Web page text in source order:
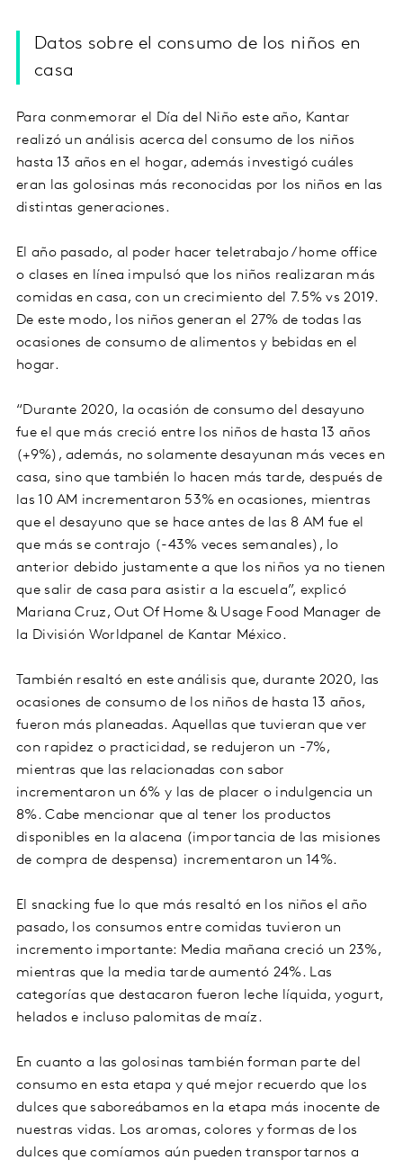
Datos sobre el consumo de los niños en
casa
Para conmemorar el Día del Niño este año, Kantar
realizó un análisis acerca del consumo de los niños
hasta 13 años en el hogar, además investigó cuáles
eran las golosinas más reconocidas por los niños en las
distintas generaciones.
El año pasado, al poder hacer teletrabajo / home office
o clases en línea impulsó que los niños realizaran más
comidas en casa, con un crecimiento del 7.5% vs 2019.
De este modo, los niños generan el 27% de todas las
ocasiones de consumo de alimentos y bebidas en el
hogar.
“Durante 2020, la ocasión de consumo del desayuno
fue el que más creció entre los niños de hasta 13 años
(+9%), además, no solamente desayunan más veces en
casa, sino que también lo hacen más tarde, después de
las 10 AM incrementaron 53% en ocasiones, mientras
que el desayuno que se hace antes de las 8 AM fue el
que más se contrajo (-43% veces semanales), lo
anterior debido justamente a que los niños ya no tienen
que salir de casa para asistir a la escuela”, explicó
Mariana Cruz, Out Of Home & Usage Food Manager de
la División Worldpanel de Kantar México.
También resaltó en este análisis que, durante 2020, las
ocasiones de consumo de los niños de hasta 13 años,
fueron más planeadas. Aquellas que tuvieran que ver
con rapidez o practicidad, se redujeron un -7%,
mientras que las relacionadas con sabor
incrementaron un 6% y las de placer o indulgencia un
8%. Cabe mencionar que al tener los productos
disponibles en la alacena (importancia de las misiones
de compra de despensa) incrementaron un 14%.
El snacking fue lo que más resaltó en los niños el año
pasado, los consumos entre comidas tuvieron un
incremento importante: Media mañana creció un 23%,
mientras que la media tarde aumentó 24%. Las
categorías que destacaron fueron leche líquida, yogurt,
helados e incluso palomitas de maíz.
En cuanto a las golosinas también forman parte del
consumo en esta etapa y qué mejor recuerdo que los
dulces que saboreábamos en la etapa más inocente de
nuestras vidas. Los aromas, colores y formas de los
dulces que comíamos aún pueden transportarnos a